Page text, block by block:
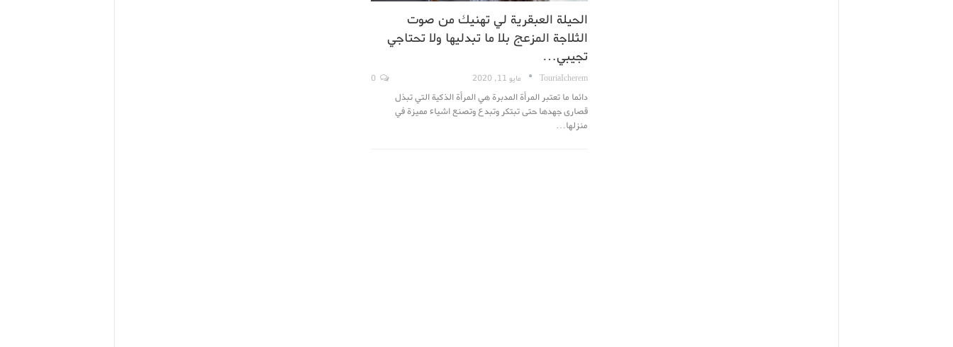
الحيلة العبقرية لي تهنيك من صوت
الثلاجة المزعج بلا ما تبدليها ولا تحتاجي
تجيبي…
TouriaIcherem مايو 11, 2020
دائما ما تعتبر المرأة المدبرة هي المرأة الذكية التي تبذل
قصارى جهدها حتى تبتكر وتبدع وتصنع اشياء مميزة في
منزلها…